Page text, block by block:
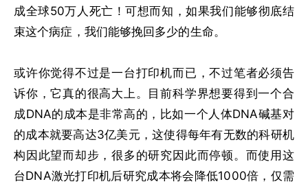
成全球50万人死亡！可想而知，如果我们能够彻底结
束这个病症，我们能够挽回多少的生命。
或许你觉得不过是一台打印机而已，不过笔者必须告
诉你，它真的很高大上。目前科学界想要得到一个合
成DNA的成本是非常高的，比如一个人体DNA碱基对
的成本就要高达3亿美元，这使得每年有无数的科研机
构因此望而却步，很多的研究因此而停顿。而使用这
台DNA激光打印机后研究成本将会降低1000倍，仅需